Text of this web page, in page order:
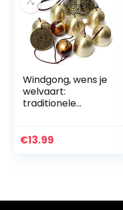
Windgong, wens je
welvaart:
traditionele
e 4 buizen 5 bellen
€13.99